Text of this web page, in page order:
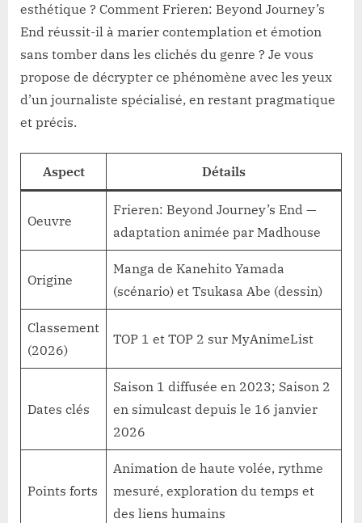
esthétique ? Comment Frieren: Beyond Journey’s
End réussit-il à marier contemplation et émotion
sans tomber dans les clichés du genre ? Je vous
propose de décrypter ce phénomène avec les yeux
d’un journaliste spécialisé, en restant pragmatique
et précis.
Aspect Détails
Oeuvre
Frieren: Beyond Journey’s End —
adaptation animée par Madhouse
Origine
Manga de Kanehito Yamada
(scénario) et Tsukasa Abe (dessin)
Classement
(2026)
TOP 1 et TOP 2 sur MyAnimeList
Dates clés
Saison 1 diffusée en 2023; Saison 2
en simulcast depuis le 16 janvier
2026
Points forts
Animation de haute volée, rythme
mesuré, exploration du temps et
des liens humains